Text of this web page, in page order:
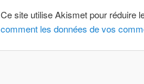
Ce site utilise Akismet pour réduire
comment les données de vos